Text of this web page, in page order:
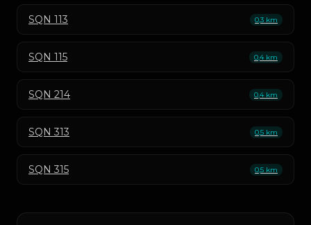
SQN 113 0,3 km
SQN 115 0,4 km
SQN 214 0,4 km
SQN 313 0,5 km
SQN 315 0,5 km